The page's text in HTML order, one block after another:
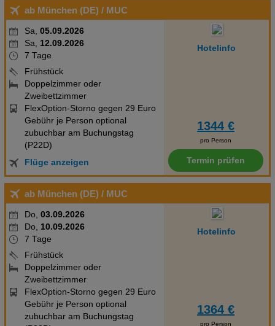
ab München (DE) / MUC
Sa, 05.09.2026
Sa, 12.09.2026
7 Tage
Frühstück
Doppelzimmer oder
Zweibettzimmer
FlexOption-Storno gegen 29 Euro
Gebühr je Person optional
zubuchbar am Buchungstag
(P22D)
Flüge anzeigen
Hotelinfo
1344 €
pro Person
Termin prüfen
ab München (DE) / MUC
Do, 03.09.2026
Do, 10.09.2026
7 Tage
Frühstück
Doppelzimmer oder
Zweibettzimmer
FlexOption-Storno gegen 29 Euro
Gebühr je Person optional
zubuchbar am Buchungstag
Hotelinfo
1364 €
pro Person